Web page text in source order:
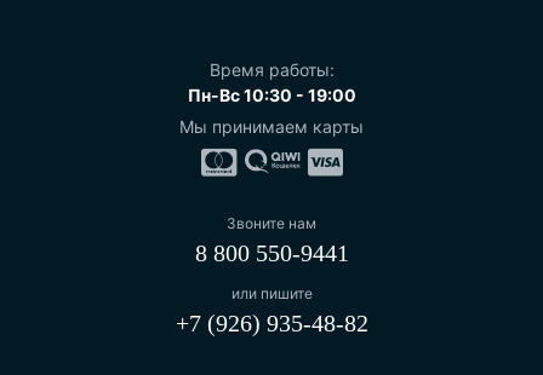
Время работы:
Пн-Вс 10:30 - 19:00
Мы принимаем карты
Звоните нам
8 800 550-9441
или пишите
+7 (926) 935-48-82